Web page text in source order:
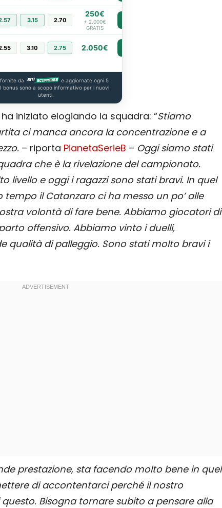
3.15 2.70
250€
+ 2.000€
GRATIS
3.10 2.75 2.050€
da
e aggiornate ogni 5
bonus sono a scopo informativo per i nuovi
utenti.
iniziato elogiando la squadra: “Stiamo
ci manca ancora la concentrazione e a
– riporta PianetaSerieB – Oggi siamo stati
che è la rivelazione del campionato.
livello e oggi i ragazzi sono stati bravi. In quel
tempo il Catanzaro ci ha messo un po’ alle
volontà di fare bene. Abbiamo giocatori di
offensivo. Abbiamo vinto i duelli,
qualità di palleggio. Sono stati molto bravi i
prestazione, sta facendo molto bene in quel
di accontentarci perché il nostro
Bisogna tornare subito a pensare alla